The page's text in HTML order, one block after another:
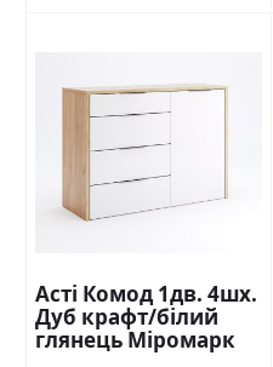
Асті Комод 1дв. 4шх.
Дуб крафт/білий
глянець Міромарк